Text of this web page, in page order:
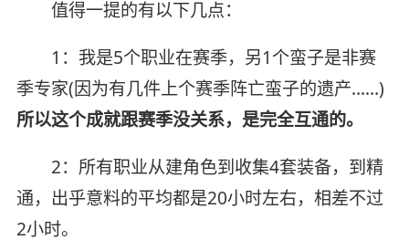
值得一提的有以下几点：
1：我是5个职业在赛季，另1个蛮子是非赛
季专家(因为有几件上个赛季阵亡蛮子的遗产……)
所以这个成就跟赛季没关系，是完全互通的。
2：所有职业从建角色到收集4套装备，到精
通，出乎意料的平均都是20小时左右，相差不过
2小时。